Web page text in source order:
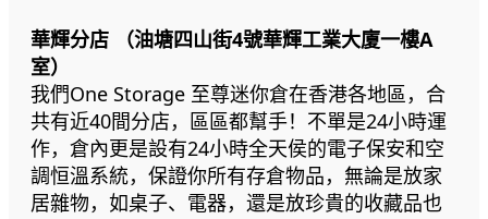
華輝分店 （油塘四山街4號華輝工業大廈一樓A
室）
我們One Storage 至尊迷你倉在香港各地區，合
共有近40間分店，區區都幫手！不單是24小時運
作，倉內更是設有24小時全天侯的電子保安和空
調恒溫系統，保證你所有存倉物品，無論是放家
居雜物，如桌子、電器，還是放珍貴的收藏品也